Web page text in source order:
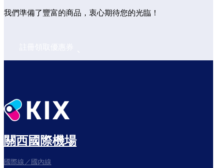
我們準備了豐富的商品，衷心期待您的光臨！
關西國際機場
國際線／國內線